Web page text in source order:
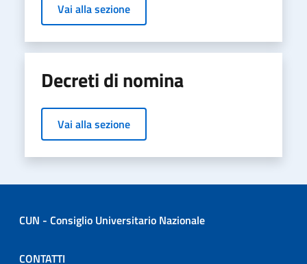
Vai alla sezione
Decreti di nomina
Vai alla sezione
CUN - Consiglio Universitario Nazionale
CONTATTI